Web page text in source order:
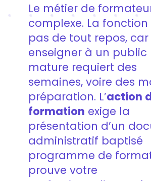
Le métier de
complexe. La fonction
pas de tout repos, car
enseigner à un public
mature requiert des
semaines, voire des
préparation. L’action
formation exige la
présentation d’un
administratif baptisé
programme de
prouve votre